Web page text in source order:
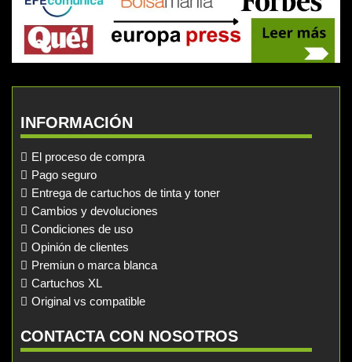
INFORMACIÓN
El proceso de compra
Pago seguro
Entrega de cartuchos de tinta y toner
Cambios y devoluciones
Condiciones de uso
Opinión de clientes
Premiun o marca blanca
Cartuchos XL
Original vs compatible
CONTACTA CON NOSOTROS